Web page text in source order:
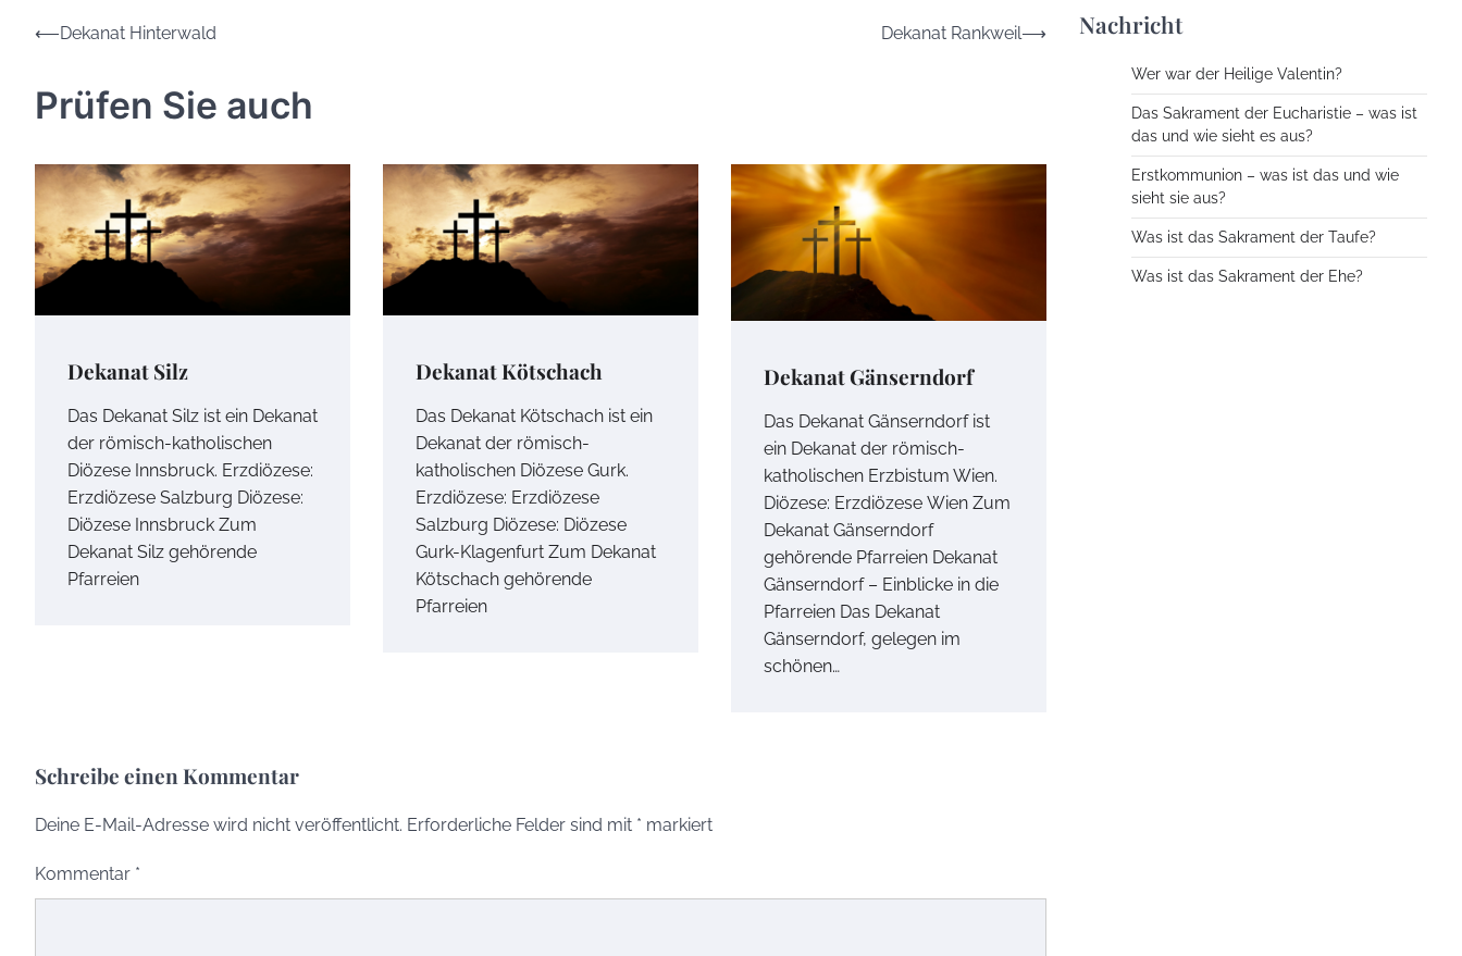
Beitrags-
⟵Dekanat Hinterwald Dekanat Rankweil⟶
Prüfen Sie auch
Dekanat Silz
Das Dekanat Silz ist ein Dekanat
der römisch-katholischen
Diözese Innsbruck. Erzdiözese:
Erzdiözese Salzburg Diözese:
Diözese Innsbruck Zum
Dekanat Silz gehörende
Pfarreien
Dekanat Kötschach
Das Dekanat Kötschach ist ein
Dekanat der römisch-
katholischen Diözese Gurk.
Erzdiözese: Erzdiözese
Salzburg Diözese: Diözese
Gurk-Klagenfurt Zum Dekanat
Kötschach gehörende
Pfarreien
Dekanat Gänserndorf
Das Dekanat Gänserndorf ist
ein Dekanat der römisch-
katholischen Erzbistum Wien.
Diözese: Erzdiözese Wien Zum
Dekanat Gänserndorf
gehörende Pfarreien Dekanat
Gänserndorf – Einblicke in die
Pfarreien Das Dekanat
Gänserndorf, gelegen im
schönen…
Schreibe einen Kommentar
Deine E-Mail-Adresse wird nicht veröffentlicht. Erforderliche Felder sind mit * markiert
Kommentar *
Nachricht
Wer war der Heilige Valentin?
Das Sakrament der Eucharistie – was ist
das und wie sieht es aus?
Erstkommunion – was ist das und wie
sieht sie aus?
Was ist das Sakrament der Taufe?
Was ist das Sakrament der Ehe?